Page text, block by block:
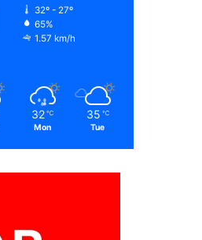
32º - 27º
65%
1.57 km/h
32 ℃
Mon
35 ℃
Tue